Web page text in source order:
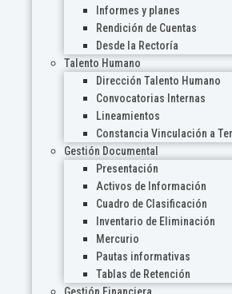
Informes y planes
Rendición de Cuentas
Desde la Rectoría
Talento Humano
Dirección Talento Humano
Convocatorias Internas
Lineamientos
Constancia Vinculación a
Gestión Documental
Presentación
Activos de Información
Cuadro de Clasificación
Inventario de Eliminación
Mercurio
Pautas informativas
Tablas de Retención